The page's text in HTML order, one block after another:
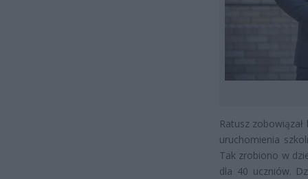
Ratusz
uruchomienia
Tak zrobiono w
dla 40 uczniów.